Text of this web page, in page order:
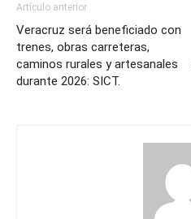
Artículo anterior
Veracruz será beneficiado con
trenes, obras carreteras,
caminos rurales y artesanales
durante 2026: SICT.